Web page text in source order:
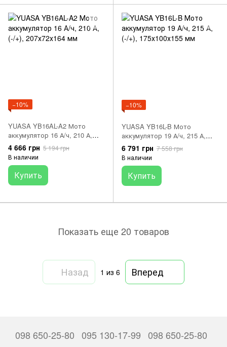
−10%
YUASA YB16AL-A2 Мото
аккумулятор 16 А/ч, 210 А,
(-/+), 207х72х164 мм
4 666 грн 5 194 грн
В наличии
Купить
−10%
YUASA YB16L-B Мото
аккумулятор 19 А/ч, 215 А,
(-/+), 175х100х155 мм
6 791 грн 7 558 грн
В наличии
Купить
Показать еще 20 товаров
Назад 1 из 6 Вперед
098 650-25-80 095 130-17-99 098 650-25-80